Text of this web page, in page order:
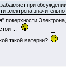
при
электрона
поверхности
материи?